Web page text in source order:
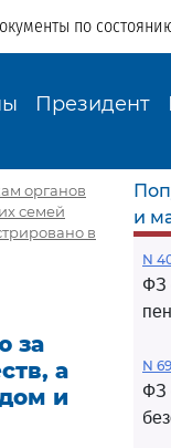
по
Президент
органов
семей
в
за
а
и
и
N
ФЗ
N
ФЗ